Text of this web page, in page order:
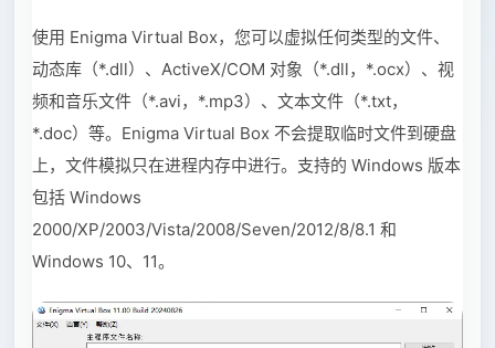
使用 Enigma Virtual Box，您可以虚拟任何类型的文件、
动态库（*.dll）、ActiveX/COM 对象（*.dll，*.ocx）、视
频和音乐文件（*.avi，*.mp3）、文本文件（*.txt，
*.doc）等。Enigma Virtual Box 不会提取临时文件到硬盘
上，文件模拟只在进程内存中进行。支持的 Windows 版本
包括 Windows
2000/XP/2003/Vista/2008/Seven/2012/8/8.1 和
Windows 10、11。